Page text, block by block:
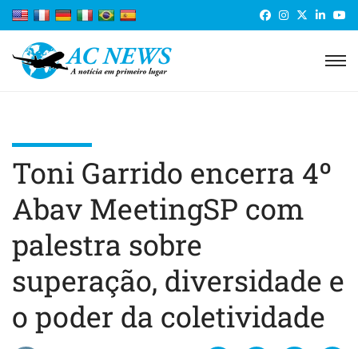
Toni Garrido encerra 4º
Abav MeetingSP com
palestra sobre
superação, diversidade e
o poder da coletividade